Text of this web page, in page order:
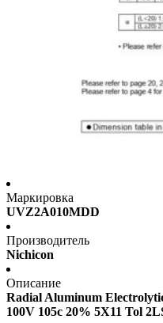
Маркировка
UVZ2A010MDD
Производитель
Nichicon
Описание
Radial Aluminum
100V 105c 20% 5X11 Tol